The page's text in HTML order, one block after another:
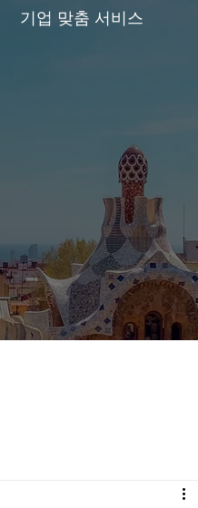
기업 맞춤 서비스